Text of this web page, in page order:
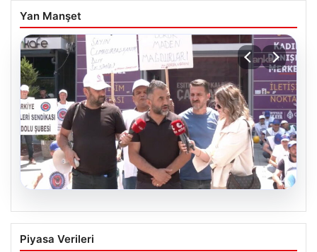
Yan Manşet
08.08.2026
Doruk Madencilik işçileri, oturma
eylemine devam ediyor: ‘Biz bu
Piyasa Verileri